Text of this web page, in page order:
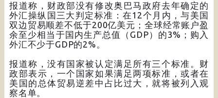
报道称，财政部没有修改奥巴马政府去年确定的
外汇操纵国三大判定标准：在12个月内，与美国
双边贸易顺差不低于200亿美元；全球经常账户盈
余至少相当于国内生产总值（GDP）的3%；购入
外汇不少于GDP的2%。
报道称，没有国家被认定满足所有三个标准。财
政部表示，一个国家如果满足两项标准，或者在
美国的总体贸易逆差中占比过大，就将被列入观
察名单。